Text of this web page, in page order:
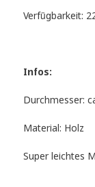
Verfügbarkeit:
Infos:
Durchmesser:
Material: Holz
Super leichtes